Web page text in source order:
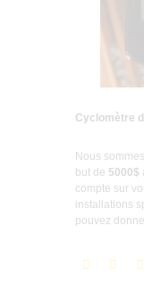
Cyclomètre
Nous
but de 5000$
compte sur
installations
pouvez